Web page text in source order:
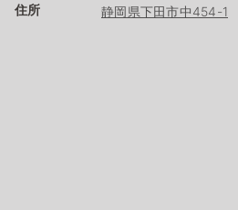
住所 静岡県下田市中454-1